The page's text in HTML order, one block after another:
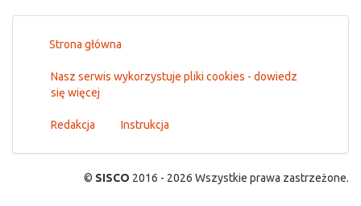
Strona główna
Nasz serwis wykorzystuje pliki cookies - dowiedz
się więcej
Redakcja Instrukcja
© SISCO 2016 - 2026 Wszystkie prawa zastrzeżone.